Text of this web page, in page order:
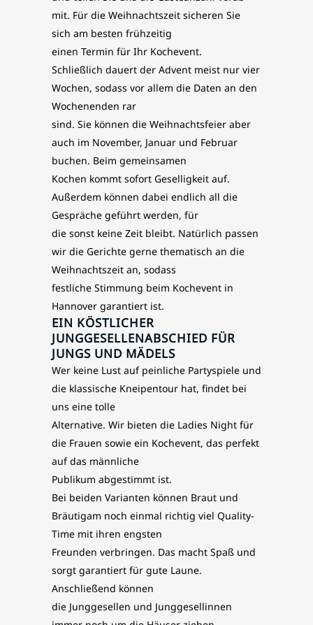
mit. Für die Weihnachtszeit sicheren Sie
sich am besten frühzeitig
einen Termin für Ihr Kochevent.
Schließlich dauert der Advent meist nur vier
Wochen, sodass vor allem die Daten an den
Wochenenden rar
sind. Sie können die Weihnachtsfeier aber
auch im November, Januar und Februar
buchen. Beim gemeinsamen
Kochen kommt sofort Geselligkeit auf.
Außerdem können dabei endlich all die
Gespräche geführt werden, für
die sonst keine Zeit bleibt. Natürlich passen
wir die Gerichte gerne thematisch an die
Weihnachtszeit an, sodass
festliche Stimmung beim Kochevent in
Hannover garantiert ist.
EIN KÖSTLICHER
JUNGGESELLENABSCHIED FÜR
JUNGS UND MÄDELS
Wer keine Lust auf peinliche Partyspiele und
die klassische Kneipentour hat, findet bei
uns eine tolle
Alternative. Wir bieten die Ladies Night für
die Frauen sowie ein Kochevent, das perfekt
auf das männliche
Publikum abgestimmt ist.
Bei beiden Varianten können Braut und
Bräutigam noch einmal richtig viel Quality-
Time mit ihren engsten
Freunden verbringen. Das macht Spaß und
sorgt garantiert für gute Laune.
Anschließend können
die Junggesellen und Junggesellinnen